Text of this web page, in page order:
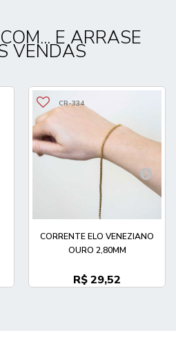
E ARRASE
VENDAS
CR-334
CORRENTE ELO VENEZIANO
OURO 2,80MM
R$ 29,52